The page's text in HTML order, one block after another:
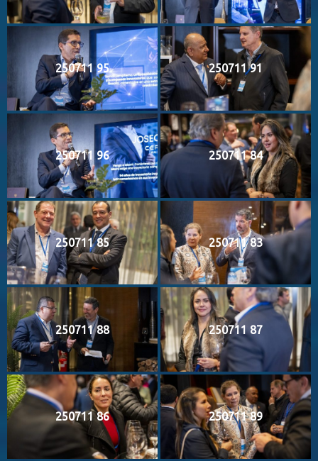
250711 95 250711 91
250711 96 250711 84
250711 85 250711 83
250711 88 250711 87
250711 86 250711 89